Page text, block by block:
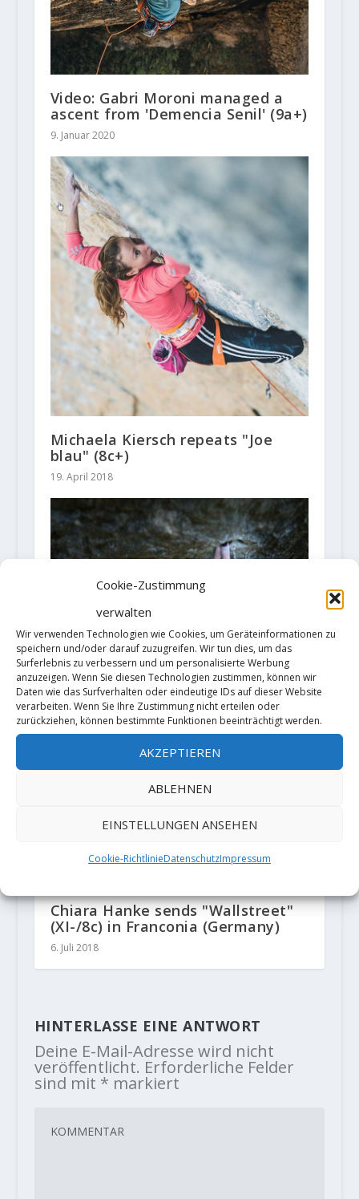
Cookie-Zustimmung
verwalten
Wir verwenden Technologien wie Cookies, um Geräteinformationen zu
speichern und/oder darauf zuzugreifen. Wir tun dies, um das
Surferlebnis zu verbessern und um personalisierte Werbung
anzuzeigen. Wenn Sie diesen Technologien zustimmen, können wir
Daten wie das Surfverhalten oder eindeutige IDs auf dieser Website
verarbeiten. Wenn Sie Ihre Zustimmung nicht erteilen oder
zurückziehen, können bestimmte Funktionen beeinträchtigt werden.
AKZEPTIEREN
ABLEHNEN
EINSTELLUNGEN ANSEHEN
Cookie-RichtlinieDatenschutzImpressum
Video: Gabri Moroni managed a
ascent from 'Demencia Senil' (9a+)
9. Januar 2020
Michaela Kiersch repeats "Joe
blau" (8c+)
19. April 2018
Chiara Hanke sends "Wallstreet"
(XI-/8c) in Franconia (Germany)
6. Juli 2018
HINTERLASSE EINE ANTWORT
Deine E-Mail-Adresse wird nicht
veröffentlicht. Erforderliche Felder
sind mit * markiert